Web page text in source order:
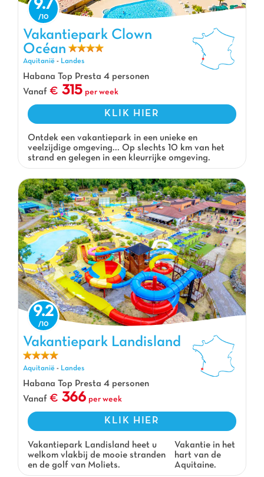
Vakantiepark Clown Océan, Vakantiepark Aquitanië
9.7
Vakantiepark Clown
Océan
Aquitanië - Landes
Habana Top Presta 4 personen
Vanaf
315 per week
KLIK HIER
Ontdek een vakantiepark in een unieke en
veelzijdige omgeving... Op slechts 10 km van het
strand en gelegen in een kleurrijke omgeving.
Vakantiepark Landisland, Vakantiepark Aquitanië
9.2
Vakantiepark Landisland
Aquitanië - Landes
Habana Top Presta 4 personen
Vanaf
366 per week
KLIK HIER
Vakantiepark Landisland heet u
welkom vlakbij de mooie stranden
en de golf van Moliets.
Vakantie in het
hart van de
Aquitaine.